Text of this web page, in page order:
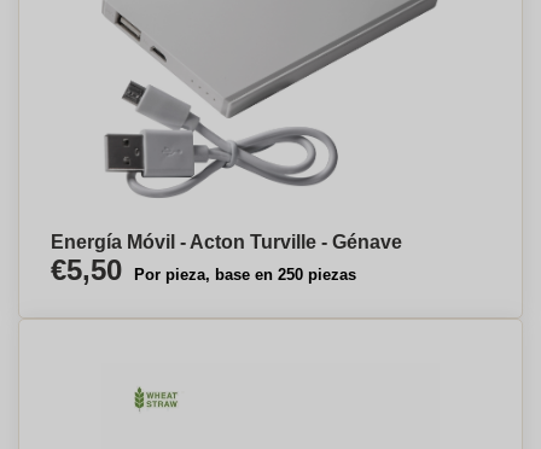
Energía Móvil - Acton Turville - Génave
€5,50 Por pieza, base en 250 piezas